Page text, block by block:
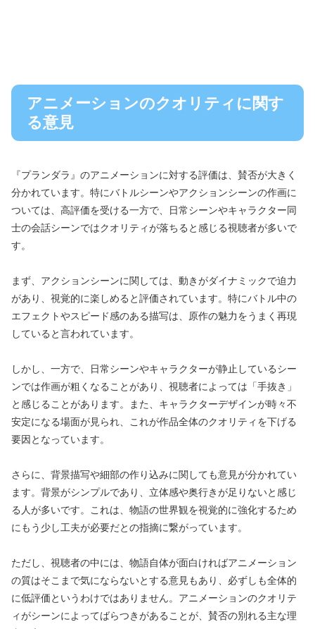
アニメーションのクオリティに関す
る意見
『プランダラ』のアニメーションに対する評価は、賛否が大きく
分かれています。特にバトルシーンやアクションシーンの作画に
ついては、高評価を受ける一方で、日常シーンやキャラクター同
士の会話シーンではクオリティが落ちると感じる視聴者が多いで
す。
まず、アクションシーンに関しては、動きがダイナミックで迫力
があり、視覚的に楽しめると評価されています。特にバトル中の
エフェクトやスピード感のある描写は、原作の魅力をうまく再現
していると言われています。
しかし、一方で、日常シーンやキャラクターが静止しているシー
ンでは作画が粗くなることがあり、視聴者によっては「手抜き」
と感じることがあります。また、キャラクターデザインが時々不
安定になる場面が見られ、これが作品全体のクオリティを下げる
要因となっています。
さらに、背景描写や細部の作り込みに関しても意見が分かれてい
ます。背景がシンプルであり、立体感や奥行きが足りないと感じ
る人が多いです。これは、物語の世界観を視覚的に強化するため
にもう少し工夫が必要だとの指摘に繋がっています。
ただし、視聴者の中には、物語自体が面白ければアニメーション
の質はそこまで気にならないとする意見もあり、必ずしも全体的
に低評価というわけではありません。アニメーションのクオリテ
ィがシーンによってばらつきがあることが、賛否の別れる主な理